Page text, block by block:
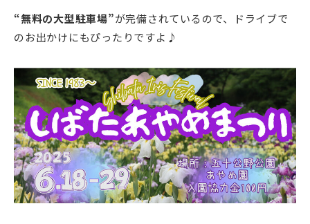
“無料の大型駐車場”が完備されているので、ドライブで
のお出かけにもぴったりですよ♪